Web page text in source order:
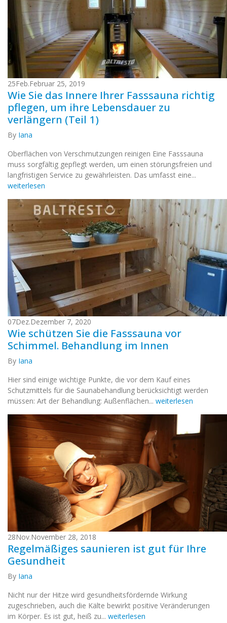
25Feb.Februar 25, 2019
Wie Sie das Innere Ihrer Fasssauna richtig
pflegen, um ihre Lebensdauer zu
verlängern (Teil 1)
By Iana
Oberflächen von Verschmutzungen reinigen Eine Fasssauna
muss sorgfältig gepflegt werden, um einen störungsfreien und
langfristigen Service zu gewährleisten. Das umfasst eine...
weiterlesen
07Dez.Dezember 7, 2020
Wie schützen Sie die Fasssauna vor
Schimmel. Behandlung im Innen
By Iana
Hier sind einige wichtige Punkte, die vor dem Kauf eines
Schutzmittels für die Saunabehandlung berücksichtigt werden
müssen: Art der Behandlung: Außenflächen... weiterlesen
28Nov.November 28, 2018
Regelmäßiges saunieren ist gut für Ihre
Gesundheit
By Iana
Nicht nur der Hitze wird gesundheitsfördernde Wirkung
zugeschrieben, auch die Kälte bewirkt positive Veränderungen
im Körper. Es ist gut, heiß zu... weiterlesen